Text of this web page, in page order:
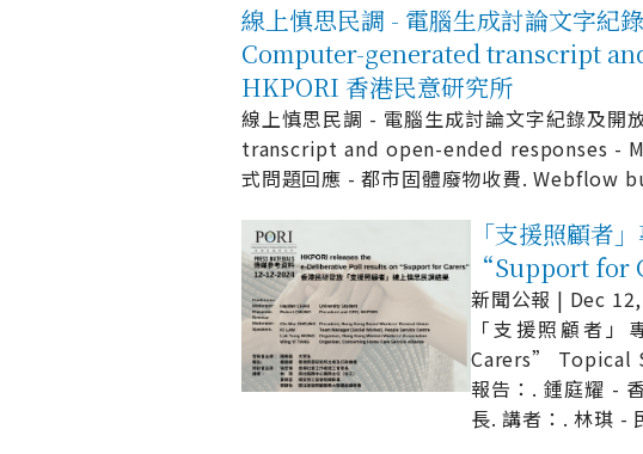
線上慎思民調 - 電腦生成討論文字
Computer-generated transcript
HKPORI 香港民意研究所
線上慎思民調 - 電腦生成討論文字紀錄及開
transcript and open-ended responses -
式問題回應 - 都市固體廢物收費.
「支援照顧
“Support for
新聞公報 | Dec
「支援照顧者
Carers” Topical
報告：. 鍾庭耀 -
長. 講者：. 林琪 -